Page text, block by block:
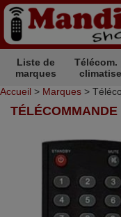
Liste de
marques
Télécom.
Accueil > Marques >